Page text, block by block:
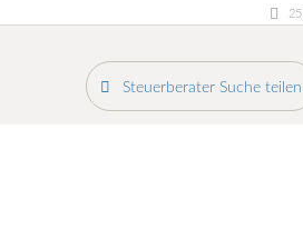
25
Steuerberater Suche teilen